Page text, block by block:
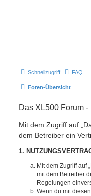
Schnellzugriff FAQ
Foren-Übersicht
Das XL500 Forum
Mit dem Zugriff auf
dem Betreiber ein
1.
Mit dem Zugriff auf
mit dem Betreiber
Regelungen
Wenn du mit